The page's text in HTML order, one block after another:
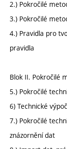
2.) Pokročilé
3.) Pokročilé
4.) Pravidla pro
pravidla
Blok II. Pokročilé
5.) Pokročilé
6) Technické
7.) Pokročilé
znázornění dat